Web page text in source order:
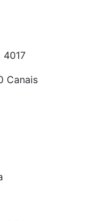
4017
Canais